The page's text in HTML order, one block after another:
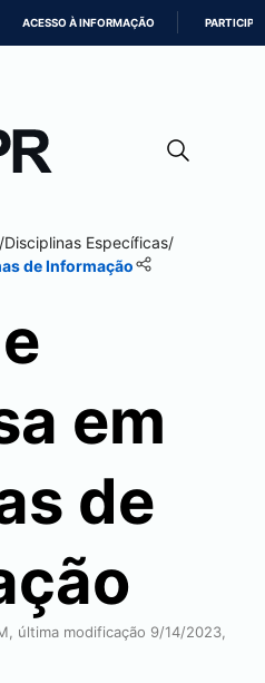
CONTEÚDO
ACESSO À INFORMAÇÃO PARTICIPE
/Disciplinas Específicas/
de Informação
em
de
última modificação 9/14/2023,